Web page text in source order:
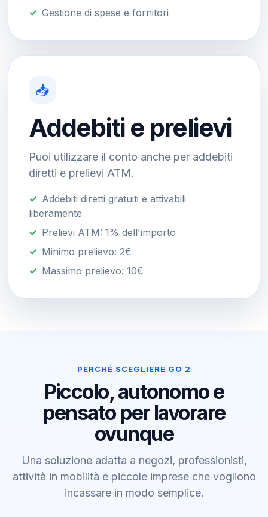
Gestione di spese e fornitori
📥
Addebiti e prelievi
Puoi utilizzare il conto anche per addebiti
diretti e prelievi ATM.
Addebiti diretti gratuiti e attivabili
liberamente
Prelievi ATM: 1% dell'importo
Minimo prelievo: 2€
Massimo prelievo: 10€
PERCHÉ SCEGLIERE GO 2
Piccolo, autonomo e
pensato per lavorare
ovunque
Una soluzione adatta a negozi, professionisti,
attività in mobilità e piccole imprese che vogliono
incassare in modo semplice.